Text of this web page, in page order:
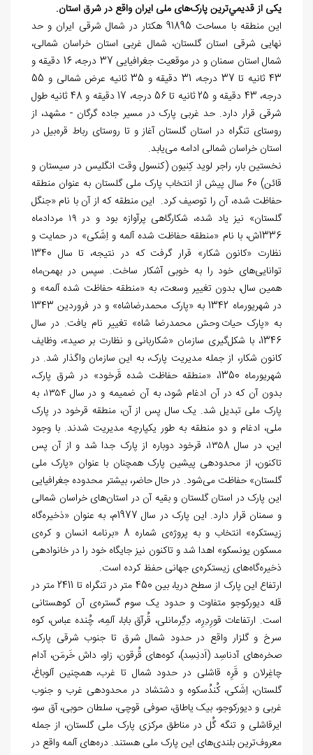
یکی از قديميترين پارک‏‌های ملی ایران واقع در شرق استان.
این منطقه با مساحت 91895 هکتار در شمال شرقی ایران و حد
نهایی شرقی استان گلستان، شمال غربی استان خراسان شمالی،
شمال استان سمنان و در موقعیت جغرافیایی 37 درجه، 16 دقیقه و
43 ثانیه تا 37 درجه، 31 دقیقه و 35 ثانیه عرض شمالی و 55
درجه، 43 دقیقه و 25 ثانیه تا 56 درجه، 17 دقیقه و 48 ثانیه طول
شرقی قرار دارد. حد غربی پارک در مسیر جاده گرگان - مشهد، از
روستای تنگراه در استان گلستان آغاز و تا روستای رباط قرهبیل در
استان خراسان شمالی ادامه مییابد.
نخستین بار، راجر لوید کِنیون (کنسول وقت انگلیس در سیستان و
قائن) 60 سال پیش از انتخاب پارک ملی گلستان به عنوان منطقه
حفاظت شده، آن را توصیف کرد. این منطقه که از آن با نام «جنگل
گلستان» نیز یاد شده، شکارگاهی پرآوازه بود و در ۱۹ مردادماه
1336ش، با نام «منطقه حفاظت شده آلمه و اِشَکی» در حمایت و
نظارت «کانون شکار» قرار گرفت که در نتیجه، تا سال 1340
تواناییهای خود را به خوبی آشکار ساخت. سپس در بهمن‌‏ماه
همین سال، بدون تغییر وسعت، به «منطقه حفاظت شده آلمه» و
در شهریورماه 1342 به «پارک محمدرضاشاه» و در فروردین 1343
به «پارک حیات وحش محمدرضا شاه» تغییر نام یافت. در سال
1346، با شکل­
گیری سازمان «شکاربانی و نظارت بر صید»، وظایف
کانون شکار، از جمله مدیریت پارک، به این سازمان واگذار شد. در
شهریورماه 1350، «منطقه حفاظت شده قَرخود» در شرق پارک،
بدون آن که در آن ادغام شود، به آن ضمیمه و در سال ۱۳۵۴، به
پارک ملی تبدیل شد. یک سال پس از آن، منطقه قرخود در پارک
ملی، ادغام و دو منطقه به طور یکپارچه مدیریت شدند. با وجود
این، در سال ۱۳۵8، قرخود دوباره از پارک جدا شد و از آن پس
تاکنون، از محدوده‏ی پیشین پارک همچنان با عنوان «پارک ملی
گلستان» حفاظت می‏‌شود. در حال حاضر، بیشتر محدوده جغرافیایی
این پارک در استان گلستان و بقیه آن در استانهای خراسان شمالی
و سمنان قرار دارد. این پارک در سال 1977م، به عنوان «ذخیره‌‏گاه
زیست‏کره» انتخاب و به پروژه­ی شماره 8 «برنامه انسان و کره­
ی
مسکون یونسکو» اهدا شد و تاکنون نیز جایگاه خود را در خانواده­ی
ذخیرهگاههای زیست‏کره­ی جهانی حفظ کرده است.
ارتفاع این پارک از سطح دریا، بین 450 متر در تنگراه تا 2411 متر در
قله دیورکوجو متفاوت و حدود یک سوم گستره­ی آن کوهستانی
است. ارتفاعات قورِدِرِه، دِگِرمانلی، قُرآق بابا، آلمِه، چُنده عباس، کوه
سرخ و گلزار واقع در حدود شمال شرق تا جنوب شرقی پارک،
صخرههای آدناسِد (اَدنِسِد)، کوه‌‏های قُرقون، زاو، داش خَرمَن، آدام
چاغِرلان و قَرِه قاشلی در حدود شمال تا غرب، همچنین آلوباغ،
گلستان، اِشَکی، کُندُسکوه و دشت‏شاد در محدوده‏ی غرب و جنوب
غربی و دیورکوجو، بیک یاطاق، صوفی قوچی، سلطان حوبی، آق سو،
ایرقاشلی و تنگه گُل در مناطق مرکزی پارک ملی گلستان، از جمله
معروفترین بلندی‏‌های این پارک ملی هستند. دره‌‏های آلمه واقع در